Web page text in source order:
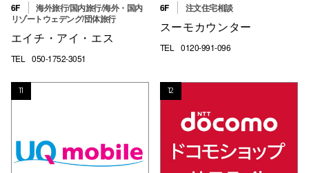
6F
海外旅行/国内旅行/海外・国内
リゾートウェデング/団体旅行
エイチ・アイ・エス
TEL 050-1752-3051
6F 注文住宅相談
スーモカウンター
TEL 0120-991-096
11 12